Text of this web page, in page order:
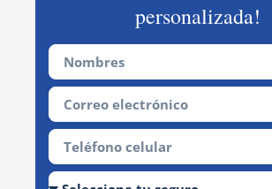
personalizada!